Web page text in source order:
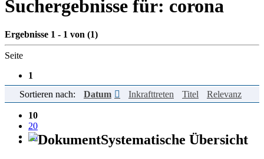
Suchergebnisse für: corona
Ergebnisse 1 - 1 von (1)
Seite
1
Einträge pro Seite
10
20
50
Sortieren nach: Datum Inkrafttreten Titel Relevanz
Systematische Übersicht